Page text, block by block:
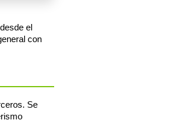
el
con
Se